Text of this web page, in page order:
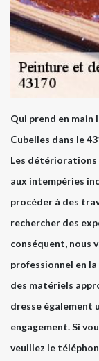
Qui prend en
Cubelles dans le
Les détériorations
aux intempéries
procéder à des
rechercher des
conséquent, nous
professionnel en
des matériels
dresse également
engagement. Si
veuillez le